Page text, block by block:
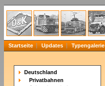
Startseite Updates Typengalerie
Deutschland
Privatbahnen